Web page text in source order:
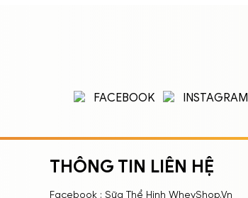
FACEBOOK INSTAGRAM
THÔNG TIN LIÊN HỆ
Facebook : Sữa Thể Hình WheyShop.Vn